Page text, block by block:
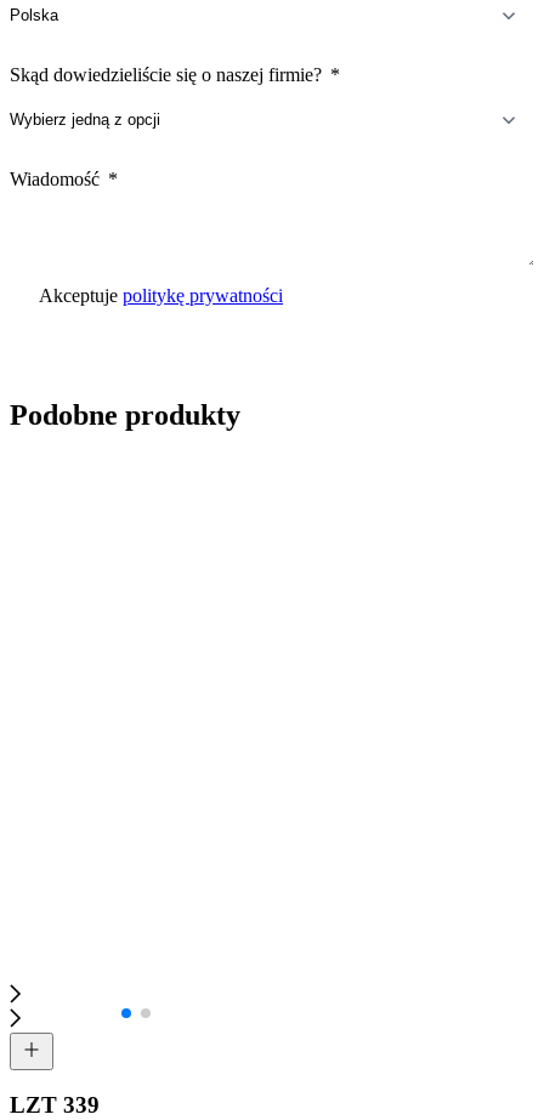
Skąd dowiedzieliście się o naszej firmie?
Wiadomość
Akceptuje politykę prywatności
Podobne produkty
LZT 339